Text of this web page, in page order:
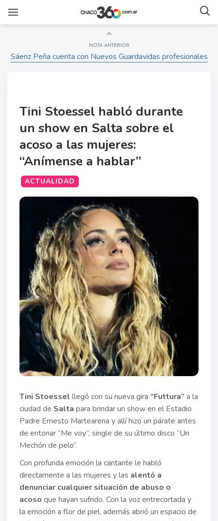
NOTA ANTERIOR
Sáenz Peña cuenta con Nuevos Guardavidas profesionales
Tini Stoessel habló durante
un show en Salta sobre el
acoso a las mujeres:
“Anímense a hablar”
ACTUALIDAD
Tini Stoessel llegó con su nueva gira “Futtura” a la
ciudad de Salta para brindar un show en el Estadio
Padre Ernesto Martearena y allí hizo un párate antes
de entonar “Me voy”, single de su último disco “Un
Mechón de pelo”.
Con profunda emoción la cantante le habló
directamente a las mujeres y las alentó a
denunciar cualquier situación de abuso o
acoso que hayan sufrido. Con la voz entrecortada y
la emoción a flor de piel, además abrió un espacio de